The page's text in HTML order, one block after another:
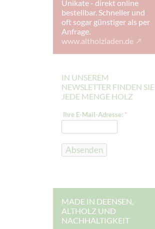
Unikate - direkt online
bestellbar. Schneller und
oft sogar günstiger als per
Anfrage.
www.altholzladen.de
IN UNSEREM
NEWSLETTER FINDEN SIE
JEDE MENGE HOLZ
*
h
Ihre E-Mail-Adresse: *
Absenden
MADE IN DEENSEN,
ALTHOLZ UND
NACHHALTIGKEIT